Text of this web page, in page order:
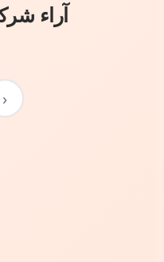
آراء
‹